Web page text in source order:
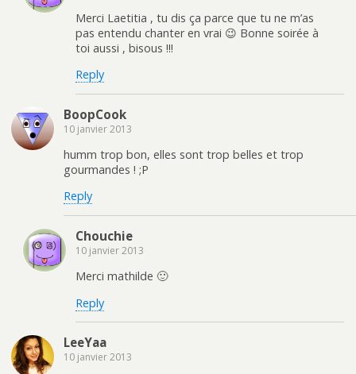
Merci Laetitia , tu dis ça parce que tu ne m’as
pas entendu chanter en vrai 😉 Bonne soirée à
toi aussi , bisous !!!
Reply
BoopCook
10 janvier 2013
humm trop bon, elles sont trop belles et trop
gourmandes ! ;P
Reply
Chouchie
10 janvier 2013
Merci mathilde 🙂
Reply
LeeYaa
10 janvier 2013